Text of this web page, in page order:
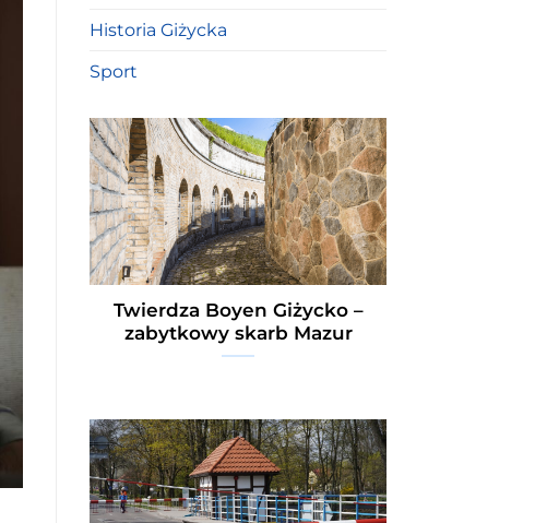
Historia Giżycka
Sport
Twierdza Boyen Giżycko –
zabytkowy skarb Mazur